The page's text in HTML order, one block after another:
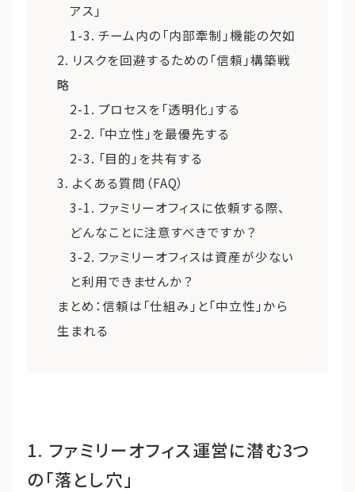
アス」
1-3. チーム内の「内部牽制」機能の欠如
2. リスクを回避するための「信頼」構築戦
略
2-1. プロセスを「透明化」する
2-2. 「中立性」を最優先する
2-3. 「目的」を共有する
3. よくある質問（FAQ）
3-1. ファミリーオフィスに依頼する際、
どんなことに注意すべきですか？
3-2. ファミリーオフィスは資産が少ない
と利用できませんか？
まとめ：信頼は「仕組み」と「中立性」から
生まれる
1. ファミリーオフィス運営に潜む3つ
の「落とし穴」